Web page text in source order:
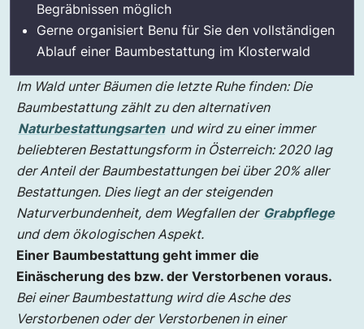
Begräbnissen möglich
Gerne organisiert Benu für Sie den vollständigen
Ablauf einer Baumbestattung im Klosterwald
Im Wald unter Bäumen die letzte Ruhe finden: Die
Baumbestattung zählt zu den alternativen
Naturbestattungsarten und wird zu einer immer
beliebteren Bestattungsform in Österreich: 2020 lag
der Anteil der Baumbestattungen bei über 20% aller
Bestattungen. Dies liegt an der steigenden
Naturverbundenheit, dem Wegfallen der Grabpflege
und dem ökologischen Aspekt.
Einer Baumbestattung geht immer die
Einäscherung des bzw. der Verstorbenen voraus.
Bei einer Baumbestattung wird die Asche des
Verstorbenen oder der Verstorbenen in einer